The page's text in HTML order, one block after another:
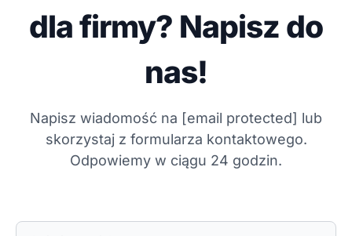
dla firmy? Napisz do
nas!
Napisz wiadomość na [email protected] lub
skorzystaj z formularza kontaktowego.
Odpowiemy w ciągu 24 godzin.